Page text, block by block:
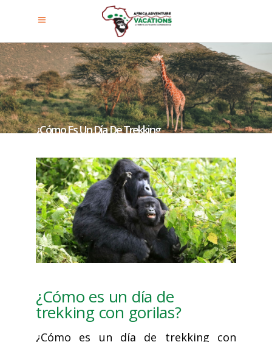
¿Cómo Es Un Día De Trekking
Con Gorilas?
¿Cómo es un día de
trekking con gorilas?
¿Cómo es un día de trekking con